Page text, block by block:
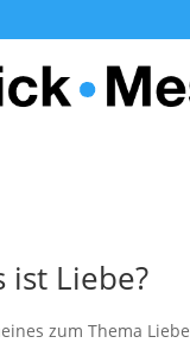
ist Liebe?
zum Thema Liebe